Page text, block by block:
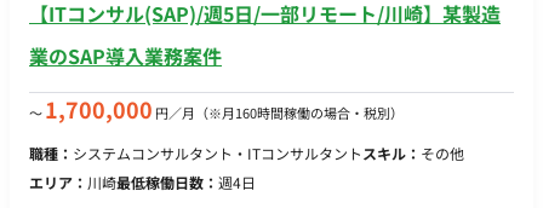
×2-3名） 現在、以下のチームの支援を想定している：調達、
計画、（＋あるとしたら、設計か） ③移行支援 現行システム
案などを横断的に行い、各チームと適宜連携する（50%稼働想
【ITコンサル(SAP)/週5日/一部リモート/川崎】某製造
業のSAP導入業務案件
〜1,700,000 円／月 （※月160時間稼働の場合・税別）
職種： システムコンサルタント・ITコンサルタントスキル： その他
エリア： 川崎最低稼働日数： 週4日